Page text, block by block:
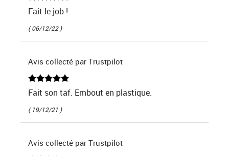
Fait le job !
( 06/12/22 )
Avis collecté par Trustpilot
Fait son taf. Embout en plastique.
( 19/12/21 )
Avis collecté par Trustpilot